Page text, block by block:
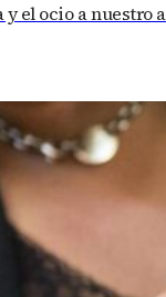
el ocio a